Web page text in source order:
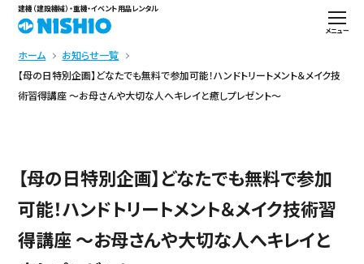
建機（建設機械）・重機・イベント用品レンタル
メニュー
ホーム
お知らせ一覧
【母の日特別企画】どなたでも無料で参加可能！ハンドトリートメント＆メイク技
術習得講座 ～お母さんや大切な人へキレイと癒しプレゼント～
【母の日特別企画】どなたでも無料で参加
可能！ハンドトリートメント＆メイク技術習
得講座 ～お母さんや大切な人へキレイと